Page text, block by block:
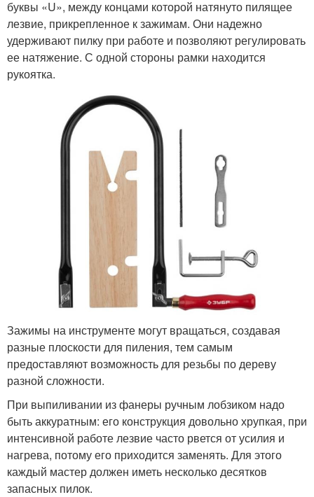
буквы «U», между концами которой натянуто пилящее
лезвие, прикрепленное к зажимам. Они надежно
удерживают пилку при работе и позволяют регулировать
ее натяжение. С одной стороны рамки находится
рукоятка.
Зажимы на инструменте могут вращаться, создавая
разные плоскости для пиления, тем самым
предоставляют возможность для резьбы по дереву
разной сложности.
При выпиливании из фанеры ручным лобзиком надо
быть аккуратным: его конструкция довольно хрупкая, при
интенсивной работе лезвие часто рвется от усилия и
нагрева, потому его приходится заменять. Для этого
каждый мастер должен иметь несколько десятков
запасных пилок.